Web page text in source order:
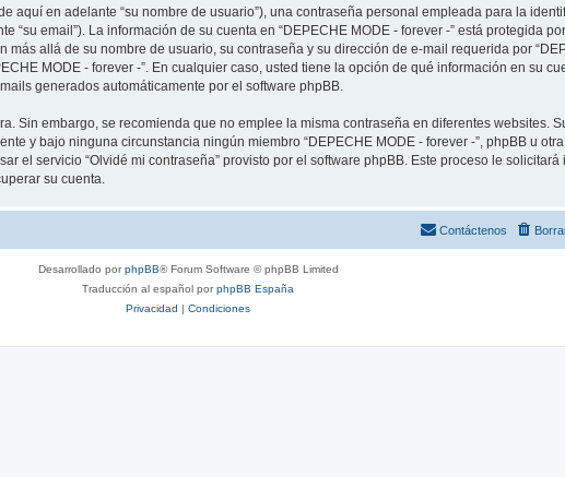
aquí en adelante “su nombre de usuario”), una contraseña personal empleada para la
email”). La información de su cuenta en “DEPECHE MODE - forever -” está protegida
allá de su nombre de usuario, su contraseña y su dirección de e-mail requerida por
MODE - forever -”. En cualquier caso, usted tiene la opción de qué información en su
generados automáticamente por el software phpBB.
Sin embargo, se recomienda que no emplee la misma contraseña en diferentes websites.
y bajo ninguna circunstancia ningún miembro “DEPECHE MODE - forever -”, phpBB u
el servicio “Olvidé mi contraseña” provisto por el software phpBB. Este proceso le
su cuenta.
Contáctenos
Desarrollado porphpBB® Forum Software © phpBB Limited
Traducción al español porphpBB España
Privacidad | Condiciones